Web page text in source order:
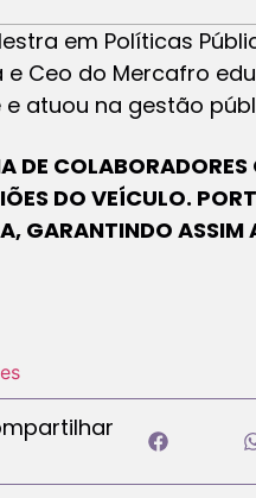
em Políticas
e Ceo do Mercafro
e atuou na gestão
DE
DO VEÍCULO.
GARANTINDO